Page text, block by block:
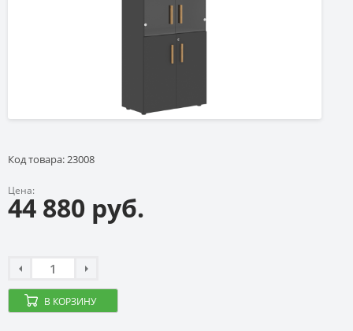
Код товара: 23008
Цена:
44 880 руб.
В КОРЗИНУ